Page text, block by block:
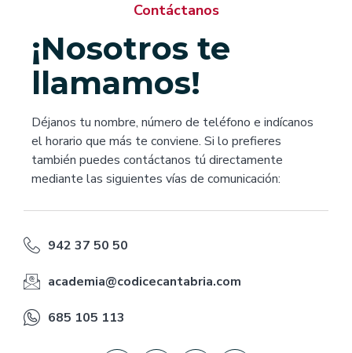
Contáctanos
¡Nosotros te
llamamos!
Déjanos tu nombre, número de teléfono e indícanos
el horario que más te conviene. Si lo prefieres
también puedes contáctanos tú directamente
mediante las siguientes vías de comunicación:
942 37 50 50
academia@codicecantabria.com
685 105 113